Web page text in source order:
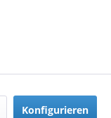
Konfigurieren